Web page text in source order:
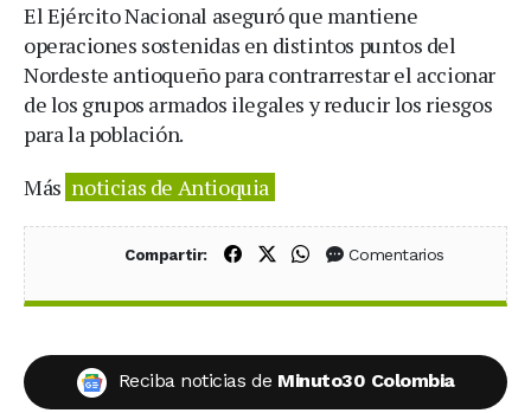
El Ejército Nacional aseguró que mantiene
operaciones sostenidas en distintos puntos del
Nordeste antioqueño para contrarrestar el accionar
de los grupos armados ilegales y reducir los riesgos
para la población.
Más noticias de Antioquia
Compartir: Compartir en Facebook
Compartir en X (Twitter)
Compartir en WhatsApp
Comentarios
Reciba noticias de Minuto30 Colombia